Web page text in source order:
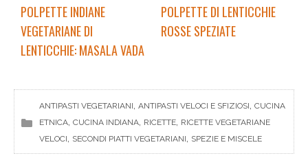
POLPETTE INDIANE
VEGETARIANE DI
LENTICCHIE: MASALA VADA
POLPETTE DI LENTICCHIE
ROSSE SPEZIATE
ANTIPASTI VEGETARIANI, ANTIPASTI VELOCI E SFIZIOSI, CUCINA
ETNICA, CUCINA INDIANA, RICETTE, RICETTE VEGETARIANE
VELOCI, SECONDI PIATTI VEGETARIANI, SPEZIE E MISCELE